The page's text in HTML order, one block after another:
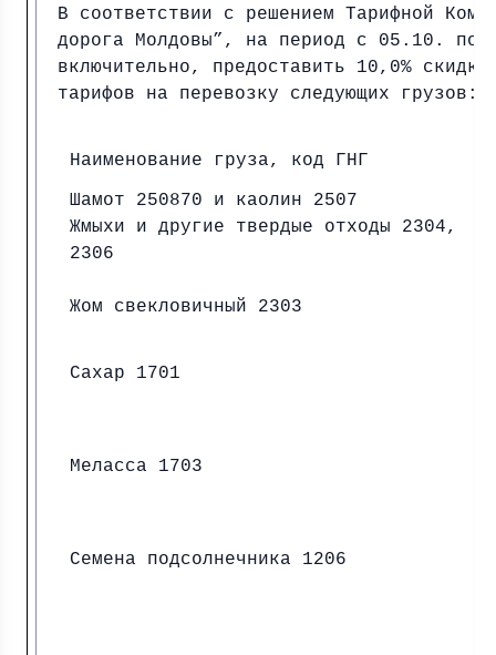
В соответствии с решением Тарифной
дорога Молдовы”, на период с 05.10. по
включительно, предоставить 10,0%
тарифов на перевозку следующих грузов:
Наименование груза, код ГНГ
Шамот 250870 и каолин 2507
Жмыхи и другие твердые отходы 2304,
2306
Жом свекловичный 2303
Сахар 1701
Меласса 1703
Семена подсолнечника 1206